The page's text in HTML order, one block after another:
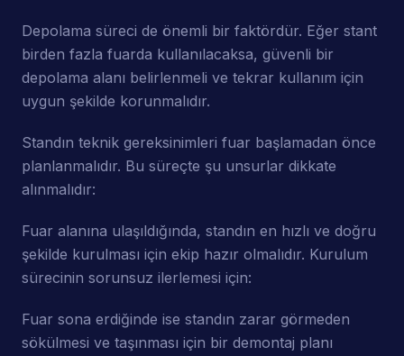
Depolama süreci de önemli bir faktördür. Eğer stant
birden fazla fuarda kullanılacaksa, güvenli bir
depolama alanı belirlenmeli ve tekrar kullanım için
uygun şekilde korunmalıdır.
Standın teknik gereksinimleri fuar başlamadan önce
planlanmalıdır. Bu süreçte şu unsurlar dikkate
alınmalıdır:
Fuar alanına ulaşıldığında, standın en hızlı ve doğru
şekilde kurulması için ekip hazır olmalıdır. Kurulum
sürecinin sorunsuz ilerlemesi için:
Fuar sona erdiğinde ise standın zarar görmeden
sökülmesi ve taşınması için bir demontaj planı